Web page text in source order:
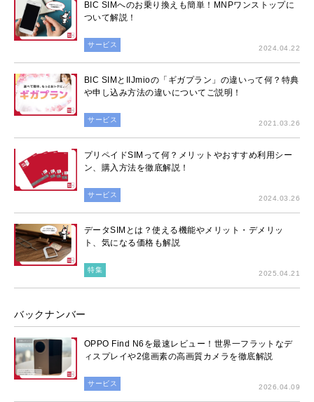
BIC SIMへのお乗り換えも簡単！MNPワンストップに
ついて解説！
サービス 2024.04.22
BIC SIMとIIJmioの「ギガプラン」の違いって何？特典
や申し込み方法の違いについてご説明！
サービス 2021.03.26
プリペイドSIMって何？メリットやおすすめ利用シー
ン、購入方法を徹底解説！
サービス 2024.03.26
データSIMとは？使える機能やメリット・デメリッ
ト、気になる価格も解説
特集 2025.04.21
バックナンバー
OPPO Find N6を最速レビュー！世界一フラットなデ
ィスプレイや2億画素の高画質カメラを徹底解説
サービス 2026.04.09